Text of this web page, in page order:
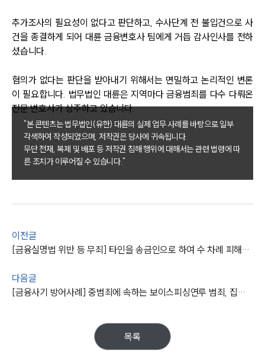
업무분야
구성원 소개
금융전문변호사
소식/자료
뉴스레터/브로슈어
세미나
대륜법률상담예약
대륜법률상담예약
추가조사의 필요성이 없다고 판단하고, 수사단계 전 불입건으로 사
건을 종결하게 되어 대륜 금융변호사 팀에게 거듭 감사인사를 전하
셨습니다.
혐의가 없다는 판단을 받아내기 위해서는 면밀하고 논리적인 변론
이 필요합니다. 법무법인 대륜은 지역마다 금융범죄를 다수 다뤄온
전문 변호사가 상주하고 있습니다.
"본 콘텐츠는 법무법인(유한) 대륜의 실제 업무 사례를 바탕으로 일부
각색하여 작성되었으며, 저작권은 당사에 귀속됩니다.
무단 전재, 복제 및 배포 등 저작권 침해 행위에 대해서는 관련 법령에 따
른 조치가 이루어질 수 있습니다."
이전글
[금융실명법 위반 등 무죄] 타인을 송금인으로 하여 수 차례 피해금액 전달하였으나 금융변호사 조력 무죄
다음글
[금융사기 방어사례] 중범죄에 속하는 보이스피싱연루 범죄, 집행유예로 방어 성공!
목록